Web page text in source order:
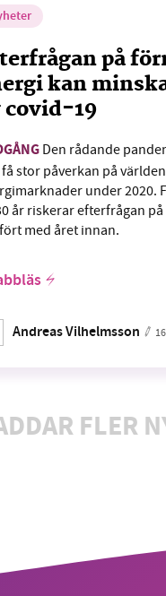
på
kan
covid-19
Den rådande
stor påverkan på
under 2020.
år riskerar efterfrågan
med året innan.
Andreas Vilhelmsson
FLER